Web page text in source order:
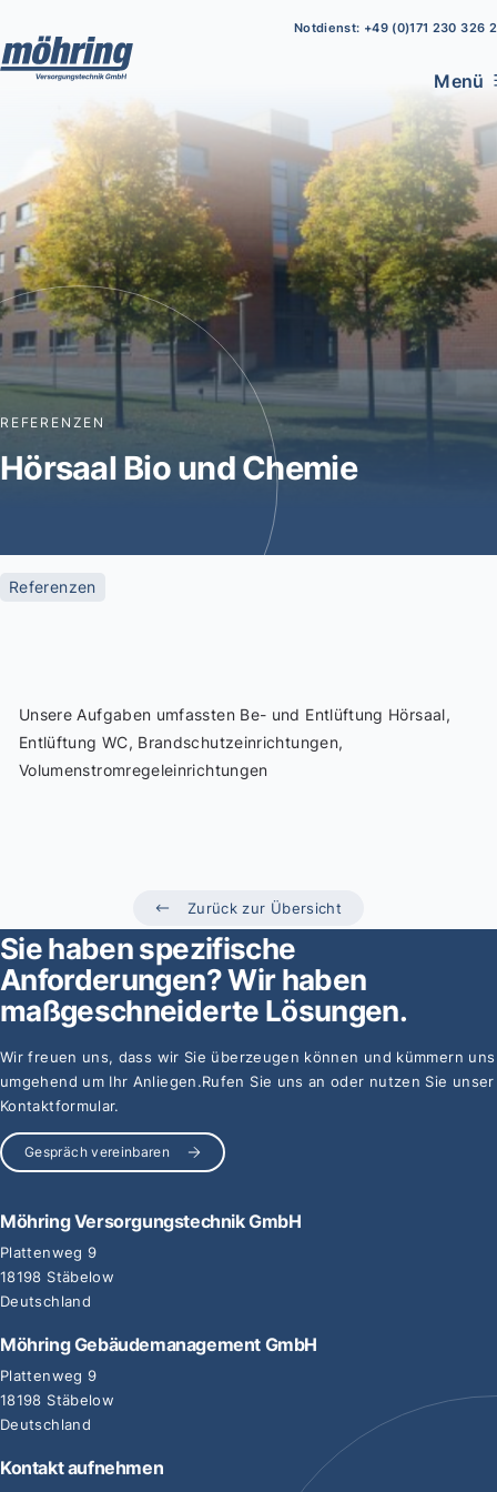
Notdienst: +49 (0)171 230 326 2
Menü
REFERENZEN
Hörsaal Bio und Chemie
Referenzen
Unsere Aufgaben umfassten Be- und Entlüftung Hörsaal,
Entlüftung WC, Brandschutzeinrichtungen,
Volumenstromregeleinrichtungen
Zurück zur Übersicht
Sie haben spezifische
Anforderungen?Wir haben
maßgeschneiderte Lösungen.
Wir freuen uns, dass wir Sie überzeugen können und kümmern uns
umgehend um Ihr Anliegen.Rufen Sie uns an oder nutzen Sie unser
Kontaktformular.
Gespräch vereinbaren
Möhring Versorgungstechnik GmbH
Plattenweg 9
18198 Stäbelow
Deutschland
Möhring Gebäudemanagement GmbH
Plattenweg 9
18198 Stäbelow
Deutschland
Kontakt aufnehmen